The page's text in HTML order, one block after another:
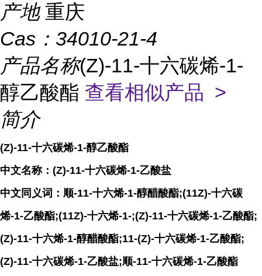
产地 重庆
Cas： 34010-21-4
产品名称(Z)-11-十六碳烯-1-
醇乙酸酯 查看相似产品 >
简介
(Z)-11-十六碳烯-1-醇乙酸酯
中文名称：(Z)-11-十六碳烯-1-乙酸盐
中文同义词：顺-11-十六烯-1-醇醋酸酯;(11Z)-十六碳
烯-1-乙酸酯;(11Z)-十六烯-1-;(Z)-11-十六碳烯-1-乙酸酯;
(Z)-11-十六烯-1-醇醋酸酯;11-(Z)-十六碳烯-1-乙酸酯;
(Z)-11-十六碳烯-1-乙酸盐;顺-11-十六碳烯-1-乙酸酯